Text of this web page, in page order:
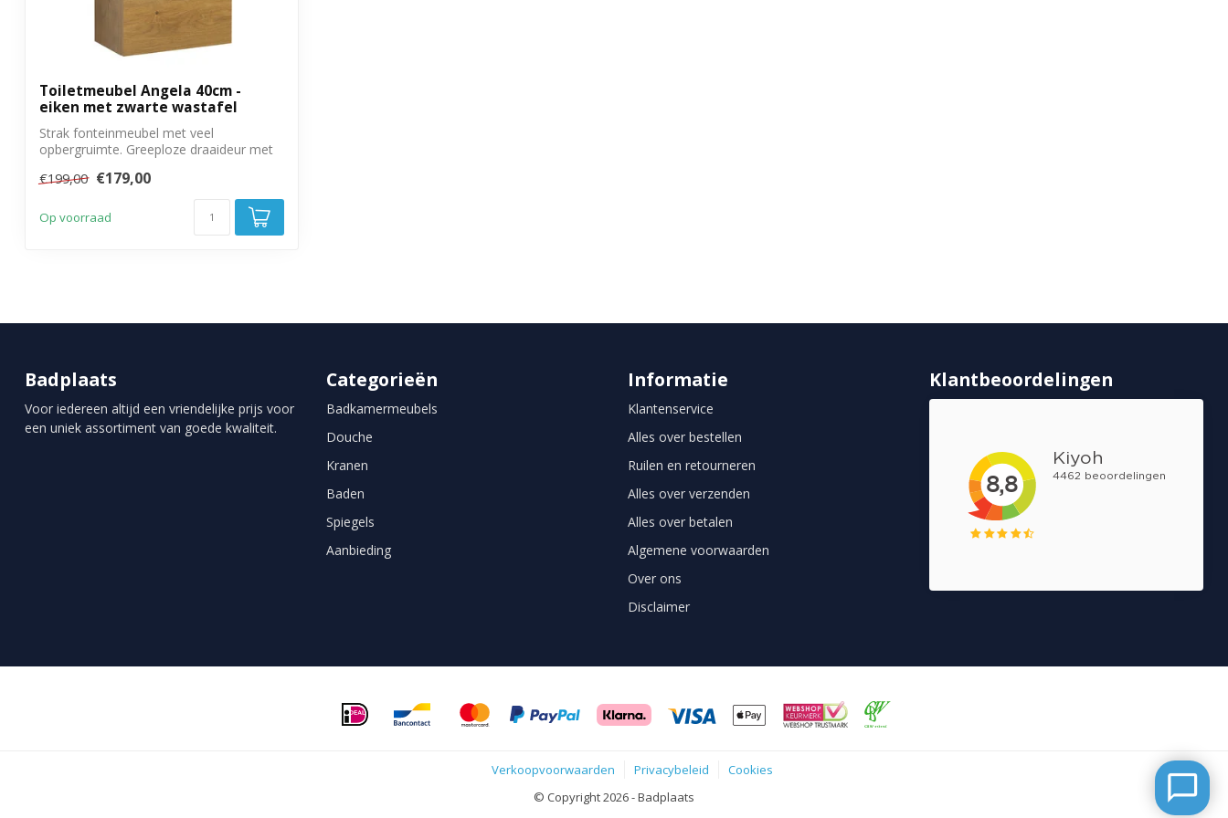
Toiletmeubel Angela 40cm -
eiken met zwarte wastafel
Strak fonteinmeubel met veel
opbergruimte. Greeploze draaideur met
€199,00 €179,00
Op voorraad
Badplaats
Voor iedereen altijd een vriendelijke prijs voor
een uniek assortiment van goede kwaliteit.
Categorieën
Badkamermeubels
Douche
Kranen
Baden
Spiegels
Aanbieding
Informatie
Klantenservice
Alles over bestellen
Ruilen en retourneren
Alles over verzenden
Alles over betalen
Algemene voorwaarden
Over ons
Disclaimer
Klantbeoordelingen
Verkoopvoorwaarden Privacybeleid
Cookies
© Copyright 2026 - Badplaats